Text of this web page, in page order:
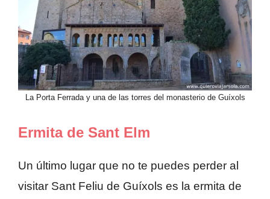
La Porta Ferrada y una de las torres del monasterio de Guíxols
Ermita de Sant Elm
Un último lugar que no te puedes perder al
visitar Sant Feliu de Guíxols es la ermita de